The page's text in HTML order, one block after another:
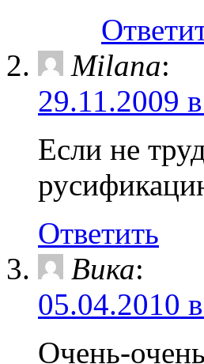
Milana:
29.11.2009
Если не
Ответить
Вика:
05.04.2010
Очень-